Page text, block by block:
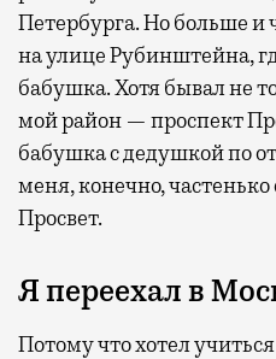
Петербурга. Но больше и
на улице Рубинштейна,
бабушка. Хотя бывал не
мой район — проспект
бабушка с дедушкой по
меня, конечно, частенько
Просвет.
Я переехал в
Потому что хотел